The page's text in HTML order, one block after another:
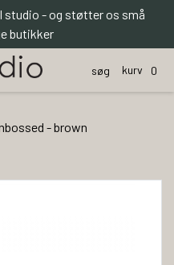
studio - og støtter os små
butikker
søg kurv 0
- brown